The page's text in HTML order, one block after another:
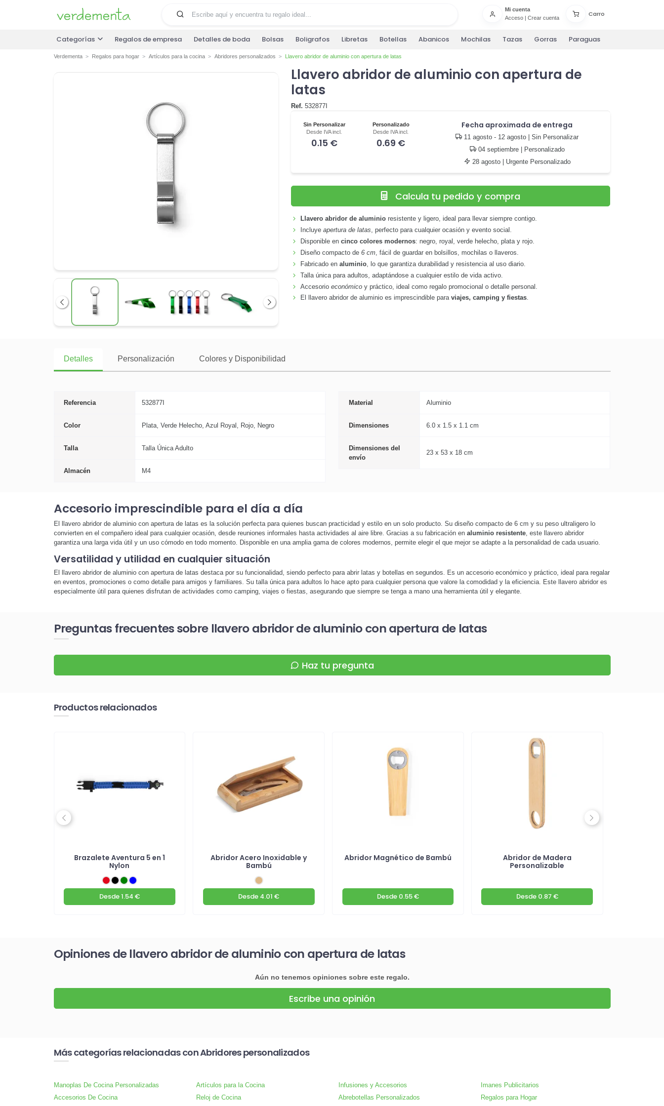
Mi cuenta
Acceso| Crear cuenta
Carro
Categorías Regalos de empresa Detalles de boda Bolsas Boligrafos Libretas Botellas Abanicos Mochilas Tazas Gorras Paraguas
Verdementa Regalos para hogar Artículos para la cocina Abridores personalizados Llavero abridor de aluminio con apertura de latas
Anterior Siguiente
Llavero abridor de aluminio con apertura de
latas
Ref. 532877I
Sin Personalizar
Desde IVA incl.
0.15 €
Personalizado
Desde IVA incl.
0.69 €
Fecha aproximada de entrega
11 agosto - 12 agosto | Sin Personalizar
04 septiembre| Personalizado
28 agosto| Urgente Personalizado
Calcula tu pedido y compra
Llavero abridor de aluminio resistente y ligero, ideal para llevar siempre contigo.
Incluyeapertura de latas, perfecto para cualquier ocasión y evento social.
Disponible encinco colores modernos: negro, royal, verde helecho, plata y rojo.
Diseño compacto de6 cm , fácil de guardar en bolsillos, mochilas o llaveros.
Fabricado enaluminio , lo que garantiza durabilidad y resistencia al uso diario.
Talla única para adultos, adaptándose a cualquier estilo de vida activo.
Accesorioeconómico y práctico, ideal como regalo promocional o detalle personal.
El llavero abridor de aluminio es imprescindible paraviajes, camping y fiestas.
Detalles Personalización Colores y Disponibilidad
Referencia 532877I
Color Plata, Verde Helecho, Azul Royal, Rojo, Negro
Talla Talla Única Adulto
Almacén M4
Material Aluminio
Dimensiones 6.0 x 1.5 x 1.1 cm
Dimensiones del
envío
23 x 53 x 18 cm
Accesorio imprescindible para el día a día
El llavero abridor de aluminio con apertura de latas es la solución perfecta para quienes buscan practicidad y estilo en un solo producto. Su diseño compacto de 6 cm y su peso ultraligero lo
convierten en el compañero ideal para cualquier ocasión, desde reuniones informales hasta actividades al aire libre. Gracias a su fabricación en aluminio resistente, este llavero abridor
garantiza una larga vida útil y un uso cómodo en todo momento. Disponible en una amplia gama de colores modernos, permite elegir el que mejor se adapte a la personalidad de cada usuario.
Versatilidad y utilidad en cualquier situación
El llavero abridor de aluminio con apertura de latas destaca por su funcionalidad, siendo perfecto para abrir latas y botellas en segundos. Es un accesorio económico y práctico, ideal para regalar
en eventos, promociones o como detalle para amigos y familiares. Su talla única para adultos lo hace apto para cualquier persona que valore la comodidad y la eficiencia. Este llavero abridor es
especialmente útil para quienes disfrutan de actividades como camping, viajes o fiestas, asegurando que siempre se tenga a mano una herramienta útil y elegante.
Preguntas frecuentes sobre llavero abridor de aluminio con apertura de latas
Haz tu pregunta
Productos relacionados
Brazalete Aventura 5 en 1
Nylon
Desde1.54 €
Abridor Acero Inoxidable y
Bambú
Desde 4.01 €
Abridor Magnético de Bambú
Desde0.55 €
Abridor de Madera
Personalizable
Desde0.87 €
Previous Next
Opiniones de llavero abridor de aluminio con apertura de latas
Aún no tenemos opiniones sobre este regalo.
Escribe una opinión
Más categorías relacionadas con Abridores personalizados
Manoplas De Cocina Personalizadas Artículos para la Cocina Infusiones y Accesorios
Imanes Publicitarios
Accesorios De Cocina
Reloj de Cocina Abrebotellas Personalizados Regalos para Hogar